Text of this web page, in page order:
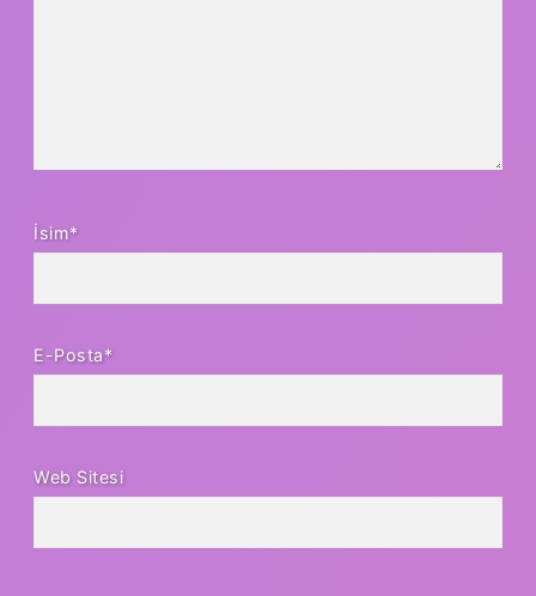
İsim*
E-Posta*
Web Sitesi